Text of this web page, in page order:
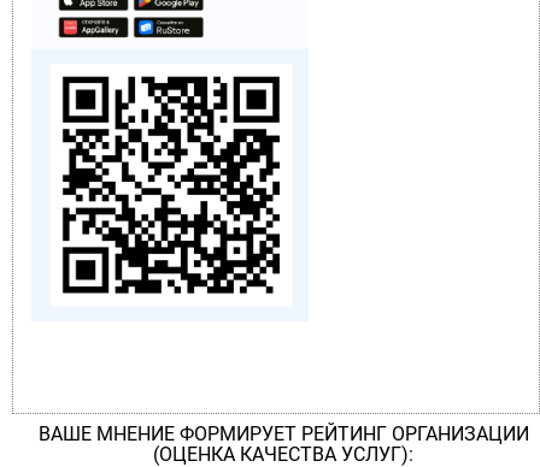
ВАШЕ МНЕНИЕ ФОРМИРУЕТ РЕЙТИНГ ОРГАНИЗАЦИИ
(ОЦЕНКА КАЧЕСТВА УСЛУГ):